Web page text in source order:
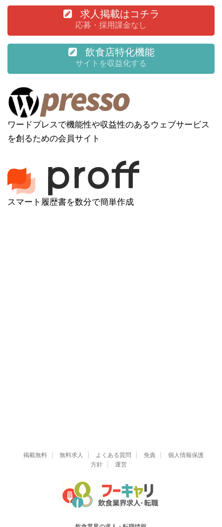
求人掲載はコチラ
応募・採用課金なし
飲食店特化機能
サイトを収益化する
ワードプレスで機能性や収益性のあるウェブサービス
を創るための会員サイト
スマート履歴書を数分で簡単作成
掲載無料 無料求人 よくある質問 免責
個人情報保護
方針
運営